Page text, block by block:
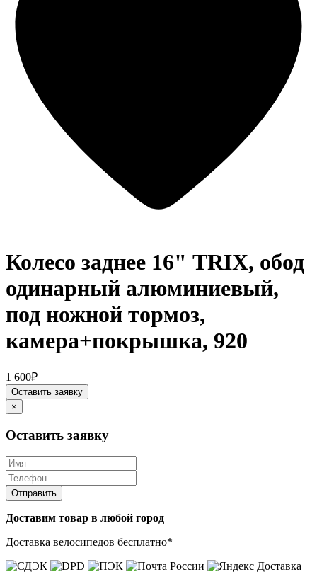
Колесо заднее 16" TRIX, обод
одинарный алюминиевый,
под ножной тормоз,
камера+покрышка, 920
1 600₽
Оставить заявку
×
Оставить заявку
Отправить
Доставим товар в любой город
Доставка велосипедов бесплатно*